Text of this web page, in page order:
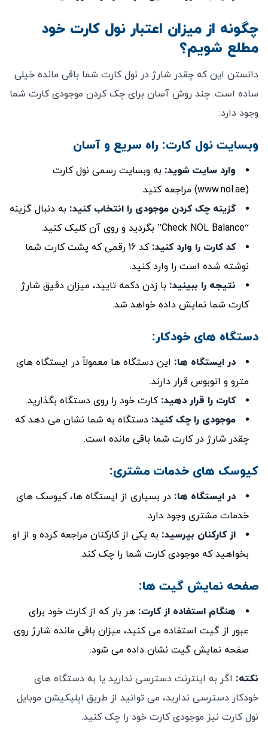
چگونه از میزان اعتبار نول کارت خود
مطلع شویم؟
دانستن این که چقدر شارژ در نول کارت شما باقی مانده خیلی
ساده است. چند روش آسان برای چک کردن موجودی کارت شما
وجود دارد:
وبسایت نول کارت: راه سریع و آسان
وارد سایت شوید: به وبسایت رسمی نول کارت
(www.nol.ae) مراجعه کنید.
گزینه چک کردن موجودی را انتخاب کنید: به دنبال گزینه
“Check NOL Balance” بگردید و روی آن کلیک کنید.
کد کارت را وارد کنید:
کد 16 رقمی که پشت کارت شما
نوشته شده است را وارد کنید.
نتیجه را ببینید: با زدن دکمه تایید، میزان دقیق شارژ
کارت شما نمایش داده خواهد شد.
دستگاه‌ های خودکار:
در ایستگاه ‌ها: این دستگاه‌ ها معمولاً در ایستگاه‌ های
مترو و اتوبوس قرار دارند.
کارت را قرار دهید: کارت خود را روی دستگاه بگذارید.
موجودی را چک کنید: دستگاه به شما نشان می ‌دهد که
چقدر شارژ در کارت شما باقی مانده است.
کیوسک ‌های خدمات مشتری:
در ایستگاه ‌ها: در بسیاری از ایستگاه‌ ها، کیوسک ‌های
خدمات مشتری وجود دارد.
از کارکنان بپرسید: به یکی از کارکنان مراجعه کرده و از او
بخواهید که موجودی کارت شما را چک کند.
صفحه نمایش گیت ‌ها:
هنگام استفاده از کارت: هر بار که از کارت خود برای
عبور از گیت استفاده می ‌کنید، میزان باقی ‌مانده شارژ روی
صفحه نمایش گیت نشان داده می ‌شود.
نکته: اگر به اینترنت دسترسی ندارید یا به دستگاه‌ های
خودکار دسترسی ندارید، می ‌توانید از طریق اپلیکیشن موبایل
نول کارت نیز موجودی کارت خود را چک کنید.